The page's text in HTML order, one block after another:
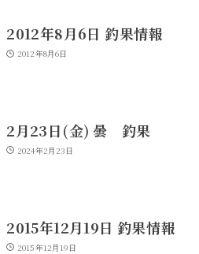
2012年8月6日 釣果情報
2012年8月6日
2月23日(金) 曇 釣果
2024年2月23日
2015年12月19日 釣果情報
2015年12月19日